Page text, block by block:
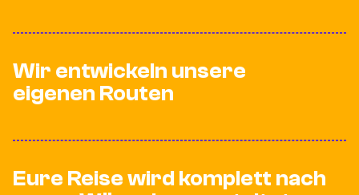
Wir entwickeln unsere
eigenen Routen
Eure Reise wird komplett nach